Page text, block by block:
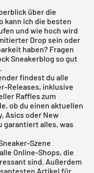
über die
kann ich die besten
und wie hoch wird
Drop sein oder
haben? Fragen
Sneakerblog so gut
findest du alle
Releases, inklusive
Raffles zum
ob du einen aktuellen
Asics oder New
garantiert alles, was
Szene
Online-Shops, die
sind. Außerdem
Artikel für